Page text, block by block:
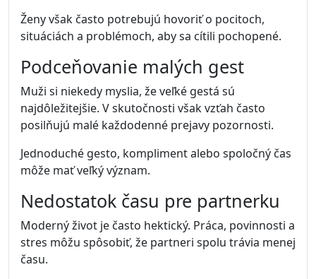
Ženy však často potrebujú hovoriť o pocitoch,
situáciách a problémoch, aby sa cítili pochopené.
Podceňovanie malých gest
Muži si niekedy myslia, že veľké gestá sú
najdôležitejšie. V skutočnosti však vzťah často
posilňujú malé každodenné prejavy pozornosti.
Jednoduché gesto, kompliment alebo spoločný čas
môže mať veľký význam.
Nedostatok času pre partnerku
Moderný život je často hektický. Práca, povinnosti a
stres môžu spôsobiť, že partneri spolu trávia menej
času.